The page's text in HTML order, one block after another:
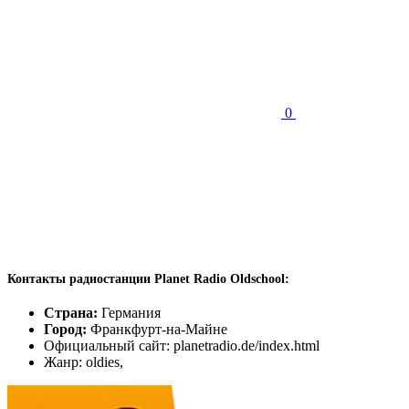
0
Контакты радиостанции Planet Radio Oldschool:
Страна: Германия
Город: Франкфурт-на-Майне
Официальный сайт: planetradio.de/index.html
Жанр: oldies,